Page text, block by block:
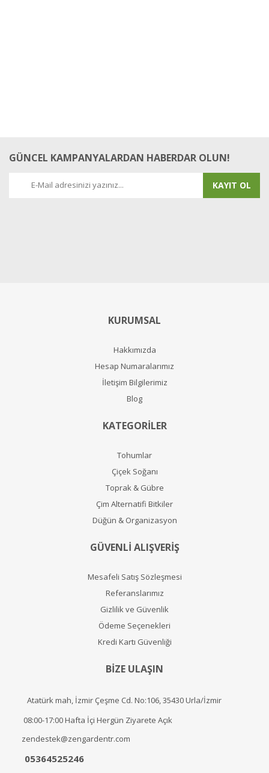
GÜNCEL KAMPANYALARDAN HABERDAR OLUN!
KAYIT OL
KURUMSAL
Hakkımızda
Hesap Numaralarımız
İletişim Bilgilerimiz
Blog
KATEGORİLER
Tohumlar
Çiçek Soğanı
Toprak & Gübre
Çim Alternatifi Bitkiler
Düğün & Organizasyon
GÜVENLİ ALIŞVERİŞ
Mesafeli Satış Sözleşmesi
Referanslarımız
Gizlilik ve Güvenlik
Ödeme Seçenekleri
Kredi Kartı Güvenliği
BİZE ULAŞIN
Atatürk mah, İzmir Çeşme Cd. No:106, 35430 Urla/İzmir
08:00-17:00 Hafta İçi Hergün Ziyarete Açık
zendestek@zengardentr.com
05364525246